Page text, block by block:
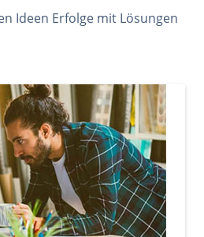
Ideen Erfolge mit Lösungen